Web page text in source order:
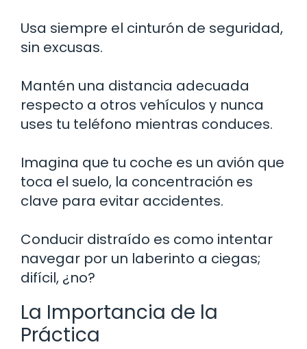
Usa siempre el cinturón de seguridad,
sin excusas.
Mantén una distancia adecuada
respecto a otros vehículos y nunca
uses tu teléfono mientras conduces.
Imagina que tu coche es un avión que
toca el suelo, la concentración es
clave para evitar accidentes.
Conducir distraído es como intentar
navegar por un laberinto a ciegas;
difícil, ¿no?
La Importancia de la
Práctica